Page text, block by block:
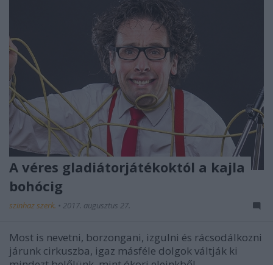
A véres gladiátorjátékoktól a kajla
bohócig
szinhaz szerk. • 2017. augusztus 27.
Most is nevetni, borzongani, izgulni és rácsodálkozni
járunk cirkuszba, igaz másféle dolgok váltják ki